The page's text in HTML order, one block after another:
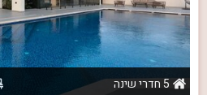
5 חדרי שינה